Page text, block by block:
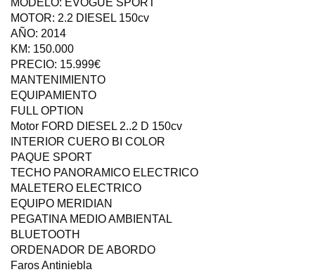
MOTOR: 2.2 DIESEL 150cv
AÑO: 2014
KM: 150.000
PRECIO: 15.999€
MANTENIMIENTO
EQUIPAMIENTO
FULL OPTION
Motor FORD DIESEL 2..2 D 150cv
INTERIOR CUERO BI COLOR
PAQUE SPORT
TECHO PANORAMICO ELECTRICO
MALETERO ELECTRICO
EQUIPO MERIDIAN
PEGATINA MEDIO AMBIENTAL
BLUETOOTH
ORDENADOR DE ABORDO
Faros Antiniebla